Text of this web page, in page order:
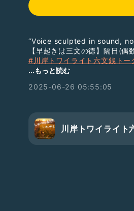
“Voice sculpted in sound,
【早起きは三文の徳】隔日(
#川岸トワイライト六文銭トー
▶︎ 総集編PL
https://www.patreon.com/
＿＿
LISTENで番組をフォローす
...もっと読む
2025-06-26 05:55:05
川岸トワイライト